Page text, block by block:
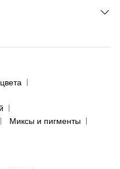
Миксы и пигменты